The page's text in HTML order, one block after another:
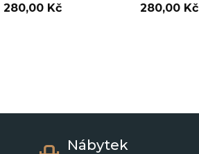
280,00 Kč 280,00 Kč
Nábytek